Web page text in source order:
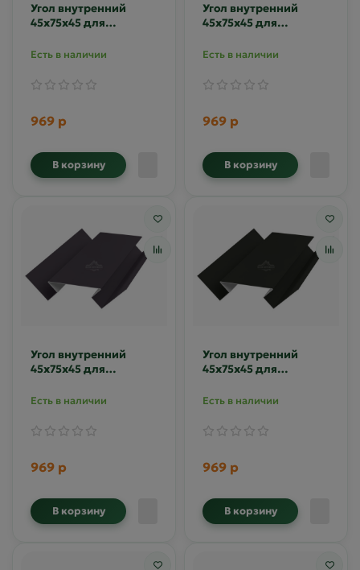
Угол внутренний
45х75х45 для
8004
Есть в наличии
969 р
В корзину
Угол внутренний
45х75х45 для
8017
Есть в наличии
969 р
В корзину
Угол внутренний
45х75х45 для
8019
Есть в наличии
969 р
В корзину
Угол внутренний
45х75х45 для
9005
Есть в наличии
969 р
В корзину